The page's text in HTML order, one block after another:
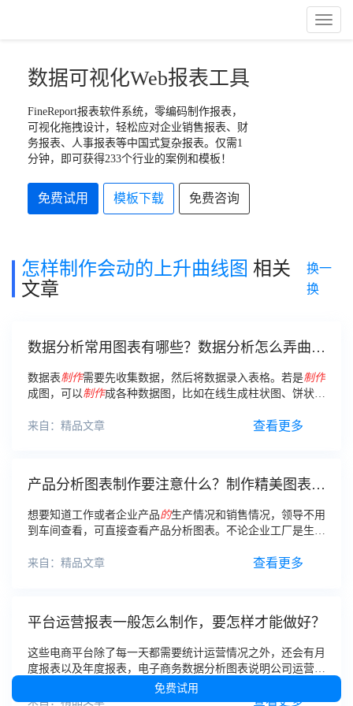
Toggle
免费试用
数据可视化Web报表工具
FineReport报表软件系统，零编码制作报表，
可视化拖拽设计，轻松应对企业销售报表、财
务报表、人事报表等中国式复杂报表。仅需1
分钟，即可获得233个行业的案例和模板！
免费试用 模板下载 免费咨询
怎样制作会动的上升曲线图 相关
文章
换一
换
数据分析常用图表有哪些？数据分析怎么弄曲线
图？
数据表制作需要先收集数据，然后将数据录入表格。若是制作
成图，可以制作成各种数据图，比如在线生成柱状图、饼状
来自：精品文章
查看更多
产品分析图表制作要注意什么？制作精美图表怎
样更快？
想要知道工作或者企业产品的生产情况和销售情况，领导不用
到车间查看，可直接查看产品分析图表。不论企业工厂是生产
产品售出数量也需要
来自：精品文章 查看更多
平台运营报表一般怎么制作，要怎样才能做好？
这些电商平台除了每一天都需要统计运营情况之外，还会有月
度报表以及年度报表，电子商务数据分析图表说明公司运营情
。那么平台运营报表一般怎么
能做好？
来自：精品文章 查看更多